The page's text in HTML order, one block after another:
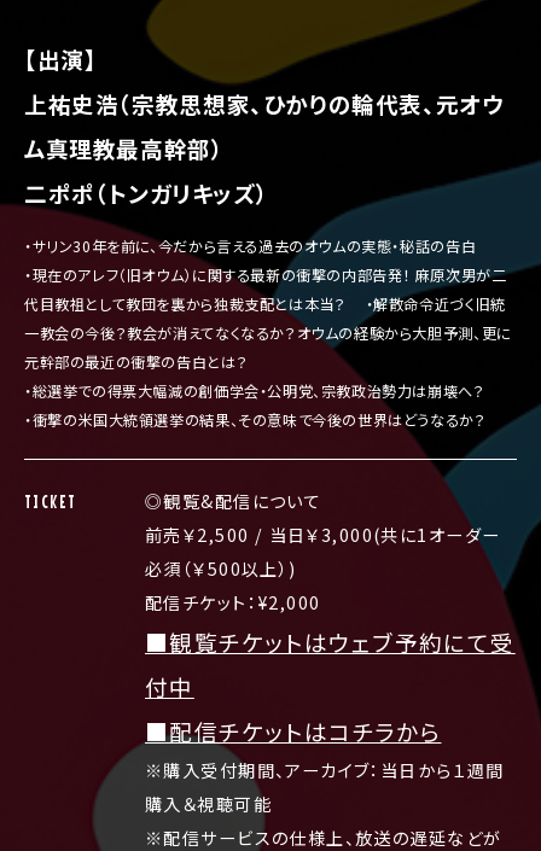
【出演】
上祐史浩（宗教思想家、ひかりの輪代表、元オウ
ム真理教最高幹部）
二ポポ（トンガリキッズ）
・サリン30年を前に、今だから言える過去のオウムの実態・秘話の告白
・現在のアレフ（旧オウム）に関する最新の衝撃の内部告発！ 麻原次男が二
代目教祖として教団を裏から独裁支配とは本当？ ・解散命令近づく旧統
一教会の今後？教会が消えてなくなるか？オウムの経験から大胆予測、更に
元幹部の最近の衝撃の告白とは？
・総選挙での得票大幅減の創価学会・公明党、宗教政治勢力は崩壊へ？
・衝撃の米国大統領選挙の結果、その意味で今後の世界はどうなるか？
TICKET
◎観覧&配信について
前売￥2,500 / 当日￥3,000(共に1オーダー
必須（￥500以上）)
配信チケット：¥2,000
■観覧チケットはウェブ予約にて受
付中
■配信チケットはコチラから
※購入受付期間、アーカイブ：当日から１週間
購入＆視聴可能
※配信サービスの仕様上、放送の遅延などが